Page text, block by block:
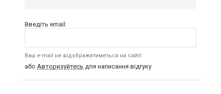
Введіть email:
Ваш e-mail не відображатиметься на сайті
або Авторизуйтесь для написання відгуку